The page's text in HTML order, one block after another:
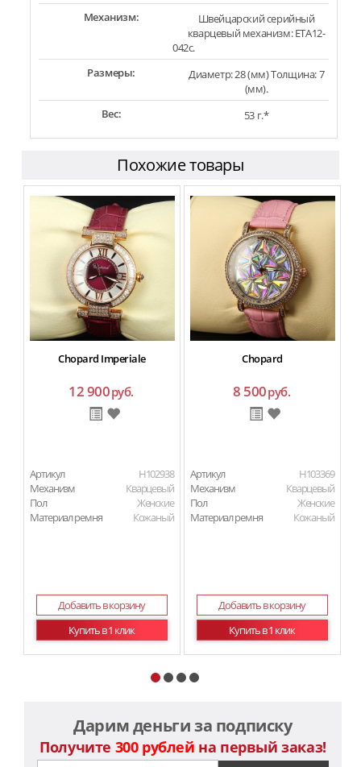
Механизм:
Швейцарский серийный
кварцевый механизм: ETA12-
042c.
Размеры:
Диаметр: 28 (мм) Толщина: 7
(мм).
Вес:
53 г.*
Похожие товары
Chopard Imperiale
12 900руб.
Артикул
H102938
Механизм
Кварцевый
Пол
Женские
Материал ремня
Кожаный
Добавить в корзину
Купить в 1 клик
Chopard
8 500руб.
Артикул
H103369
Механизм
Кварцевый
Пол
Женские
Материал ремня
Кожаный
Добавить в корзину
Купить в 1 клик
Дарим деньги за подписку
Получите 300 рублей на первый заказ!